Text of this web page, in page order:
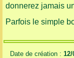
donnerez jamais
Parfois le simple
Date de création : 12/